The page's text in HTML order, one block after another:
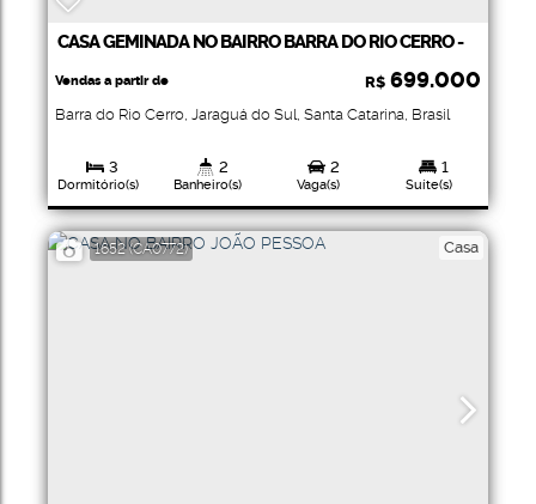
CASA GEMINADA NO BAIRRO BARRA DO RIO CERRO -
JARAGUÁ DO SUL
R$ 699.000
Vendas a partir de
Barra do Rio Cerro, Jaraguá do Sul, Santa Catarina, Brasil
3
Dormitório(s)
2
Banheiro(s)
1
Suíte(s)
130.87m²
2
Vaga(s)
1652 (CA0772) Casa